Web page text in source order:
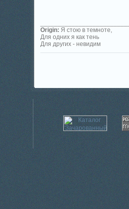
Origin: Я стою в темноте,
Для одних я как тень
Для других - невидим